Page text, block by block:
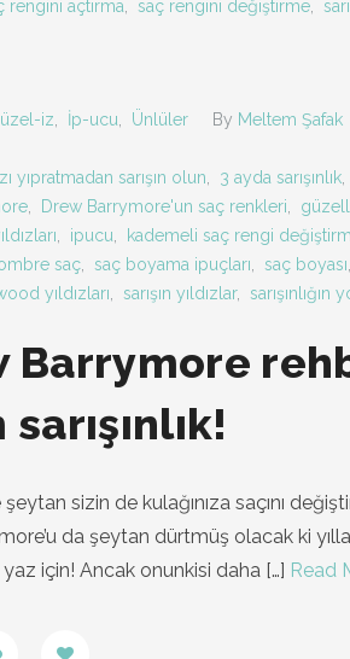
rengini açtırma saç rengini değiştirme,
iz İp-ucu Ünlüler By Meltem Şafak
yıpratmadan sarışın olun
3 ayda sarışınlık
Drew Barrymore'un saç renkleri
ipucu kademeli saç rengi
saç saç boyama ipuçları saç boyası
yıldızları
sarışın yıldızlar, sarışınlığın
Barrymore
sarışınlık!
sizin de kulağınıza saçını
da şeytan dürtmüş olacak ki
yaz için! Ancak onunkisi daha […] Read